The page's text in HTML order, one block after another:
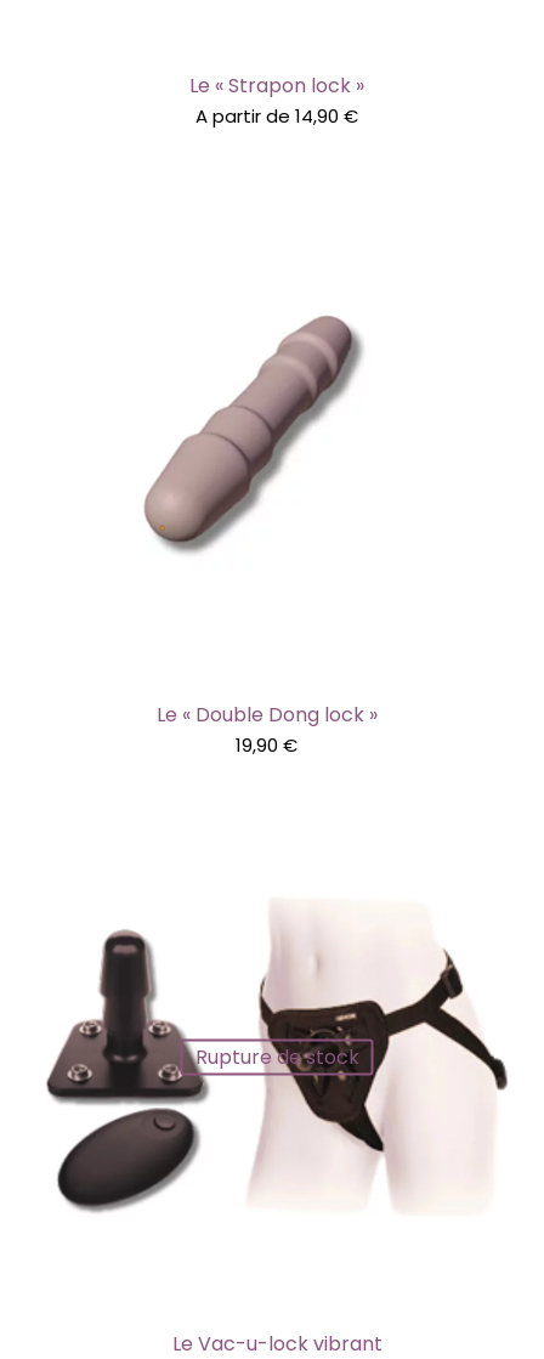
Le « Strapon lock »
A partir de14,90€
Le « Double Dong lock »
19,90€
Rupture de stock
Le Vac-u-lock vibrant